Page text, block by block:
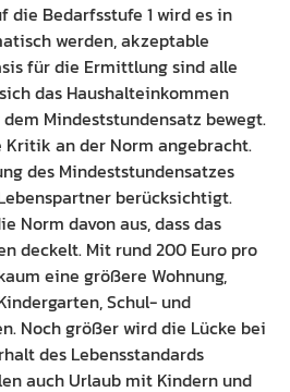
die Bedarfsstufe 1 wird es in
werden, akzeptable
für die Ermittlung sind alle
das Haushalteinkommen
Mindeststundensatz bewegt.
an der Norm angebracht.
des Mindeststundensatzes
berücksichtigt.
Norm davon aus, dass das
deckelt. Mit rund 200 Euro pro
eine größere Wohnung,
Schul- und
Noch größer wird die Lücke bei
des Lebensstandards
auch Urlaub mit Kindern und